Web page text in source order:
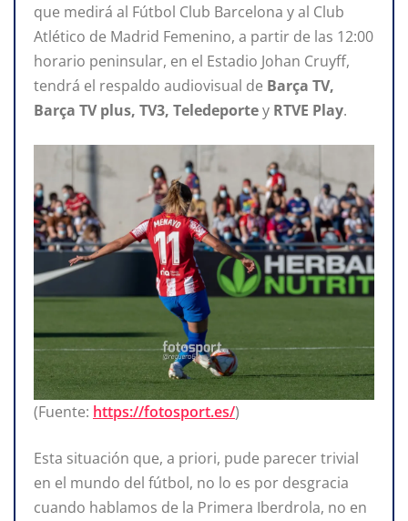
que medirá al Fútbol Club Barcelona y al Club
Atlético de Madrid Femenino, a partir de las 12:00
horario peninsular, en el Estadio Johan Cruyff,
tendrá el respaldo audiovisual de Barça TV,
Barça TV plus, TV3, Teledeportey RTVE Play.
(Fuente: https://fotosport.es/)
Esta situación que, a priori, pude parecer trivial
en el mundo del fútbol, no lo es por desgracia
cuando hablamos de la Primera Iberdrola, no en